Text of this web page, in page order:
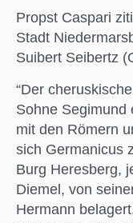
Propst Caspari
Stadt
Suibert Seibertz
“Der
Sohne Segimund
mit den Römern
sich Germanicus
Burg Heresberg,
Diemel, von
Hermann